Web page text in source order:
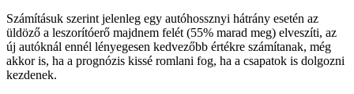
Számításuk szerint jelenleg egy autóhossznyi hátrány esetén az
üldöző a leszorítóerő majdnem felét (55% marad meg) elveszíti, az
új autóknál ennél lényegesen kedvezőbb értékre számítanak, még
akkor is, ha a prognózis kissé romlani fog, ha a csapatok is dolgozni
kezdenek.